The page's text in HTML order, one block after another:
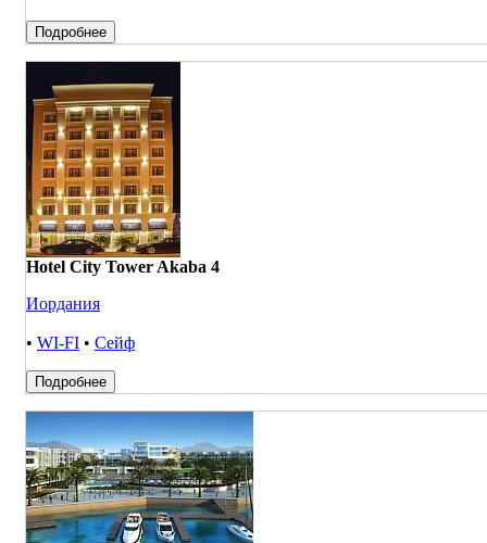
Подробнее
Hotel City Tower Akaba 4
Иордания
• WI-FI • Сейф
Подробнее